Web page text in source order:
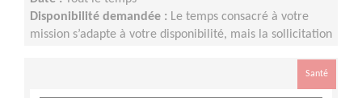
Disponibilité demandée : Le temps consacré à votre
mission s’adapte à votre disponibilité, mais la sollicitation
Santé